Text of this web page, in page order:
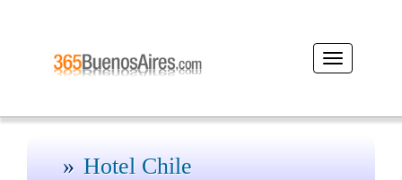
Desplegar
navegación
Hotel Chile